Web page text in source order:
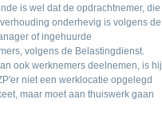
is wel dat de opdrachtnemer, die
onderhevig is volgens de
of ingehuurde
volgens de Belastingdienst.
ook werknemers deelnemen, is hij
niet een werklocatie opgelegd
maar moet aan thuiswerk gaan